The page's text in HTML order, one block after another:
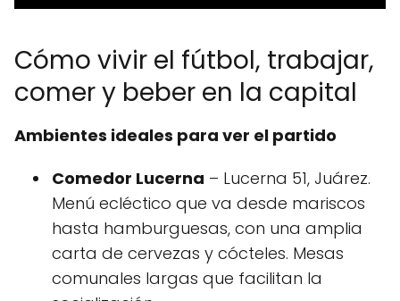
Cómo vivir el fútbol, trabajar,
comer y beber en la capital
Ambientes ideales para ver el partido
Comedor Lucerna – Lucerna 51, Juárez.
Menú ecléctico que va desde mariscos
hasta hamburguesas, con una amplia
carta de cervezas y cócteles. Mesas
comunales largas que facilitan la